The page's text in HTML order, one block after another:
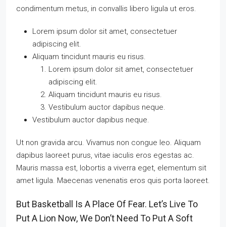
condimentum metus, in convallis libero ligula ut eros.
Lorem ipsum dolor sit amet, consectetuer
adipiscing elit.
Aliquam tincidunt mauris eu risus.
Lorem ipsum dolor sit amet, consectetuer
adipiscing elit.
Aliquam tincidunt mauris eu risus.
Vestibulum auctor dapibus neque.
Vestibulum auctor dapibus neque.
Ut non gravida arcu. Vivamus non congue leo. Aliquam
dapibus laoreet purus, vitae iaculis eros egestas ac.
Mauris massa est, lobortis a viverra eget, elementum sit
amet ligula. Maecenas venenatis eros quis porta laoreet.
But Basketball Is A Place Of Fear. Let’s Live To
Put A Lion Now, We Don’t Need To Put A Soft